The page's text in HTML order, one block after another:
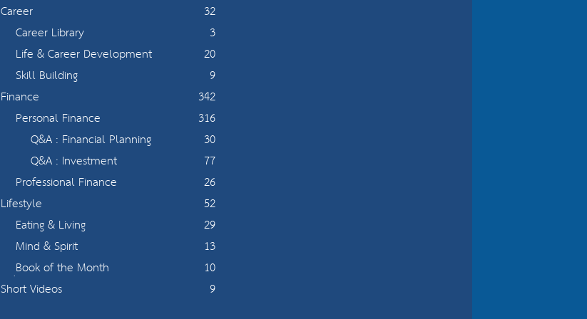
Career
32
Career Library
3
Life & Career Development
20
Skill Building
9
Finance
342
Personal Finance
316
Q&A : Financial Planning
30
Q&A : Investment
77
Professional Finance
26
Lifestyle
52
Eating & Living
29
Mind & Spirit
13
ฺBook of the Month
10
Short Videos
9